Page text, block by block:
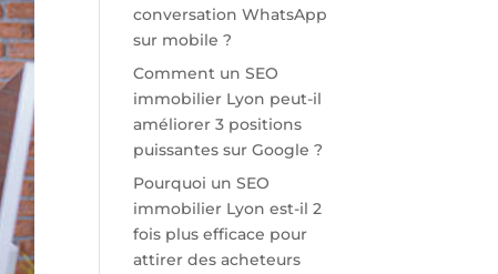
conversation WhatsApp
sur mobile ?
Comment un SEO
immobilier Lyon peut-il
améliorer 3 positions
puissantes sur Google ?
Pourquoi un SEO
immobilier Lyon est-il 2
fois plus efficace pour
attirer des acheteurs